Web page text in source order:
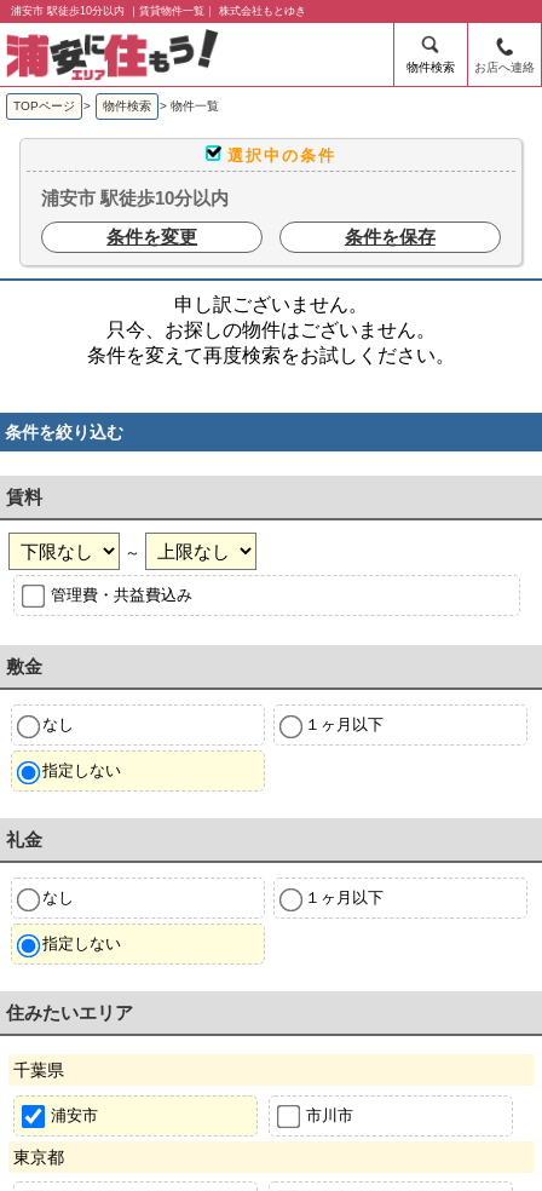
浦安市 駅徒歩10分以内 ｜賃貸物件一覧｜ 株式会社もとゆき
物件検索 お店へ連絡
TOPページ > 物件検索 > 物件一覧
選択中の条件
浦安市 駅徒歩10分以内
条件を変更
条件を保存
申し訳ございません。
只今、お探しの物件はございません。
条件を変えて再度検索をお試しください。
条件を絞り込む
賃料
～
管理費・共益費込み
敷金
なし １ヶ月以下
指定しない
礼金
なし １ヶ月以下
指定しない
住みたいエリア
千葉県
浦安市 市川市
東京都